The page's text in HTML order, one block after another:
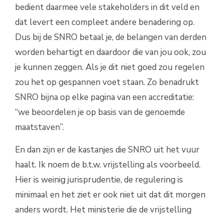
bedient daarmee vele stakeholders in dit veld en
dat levert een compleet andere benadering op.
Dus bij de SNRO betaal je, de belangen van derden
worden behartigt en daardoor die van jou ook, zou
je kunnen zeggen. Als je dit niet goed zou regelen
zou het op gespannen voet staan. Zo benadrukt
SNRO bijna op elke pagina van een accreditatie:
“we beoordelen je op basis van de genoemde
maatstaven”.
En dan zijn er de kastanjes die SNRO uit het vuur
haalt. Ik noem de b.t.w. vrijstelling als voorbeeld.
Hier is weinig jurisprudentie, de regulering is
minimaal en het ziet er ook niet uit dat dit morgen
anders wordt. Het ministerie die de vrijstelling